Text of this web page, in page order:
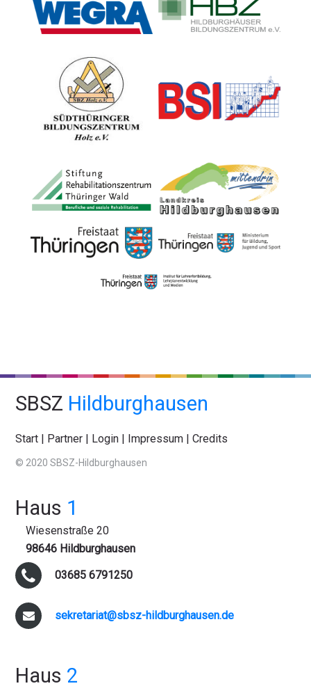
SBSZ Hildburghausen
Start | Partner | Login | Impressum |Credits
© 2020 SBSZ-Hildburghausen
Haus 1
Wiesenstraße 20
98646 Hildburghausen
03685 6791250
sekretariat@sbsz-hildburghausen.de
Haus 2